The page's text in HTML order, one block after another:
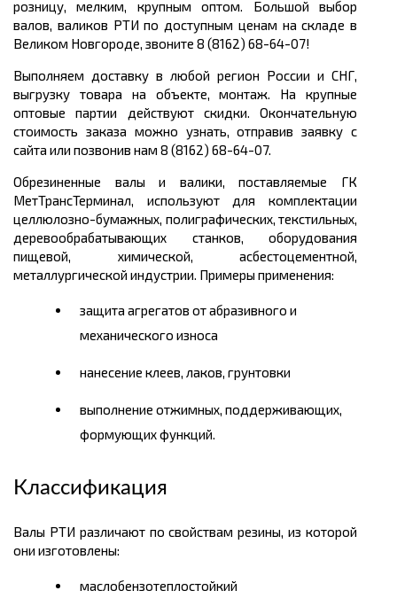
розницу, мелким, крупным оптом. Большой выбор
валов, валиков РТИ по доступным ценам на складе в
Великом Новгороде, звоните 8 (8162) 68-64-07!
Выполняем доставку в любой регион России и СНГ,
выгрузку товара на объекте, монтаж. На крупные
оптовые партии действуют скидки. Окончательную
стоимость заказа можно узнать, отправив заявку с
сайта или позвонив нам 8 (8162) 68-64-07.
Обрезиненные валы и валики, поставляемые ГК
МетТрансТерминал, используют для комплектации
целлюлозно-бумажных, полиграфических, текстильных,
деревообрабатывающих станков, оборудования
пищевой, химической, асбестоцементной,
металлургической индустрии. Примеры применения:
защита агрегатов от абразивного и
механического износа
нанесение клеев, лаков, грунтовки
выполнение отжимных, поддерживающих,
формующих функций.
Классификация
Валы РТИ различают по свойствам резины, из которой
они изготовлены:
маслобензотеплостойкий